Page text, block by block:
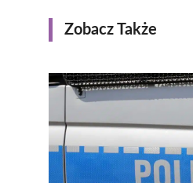
Zobacz Także